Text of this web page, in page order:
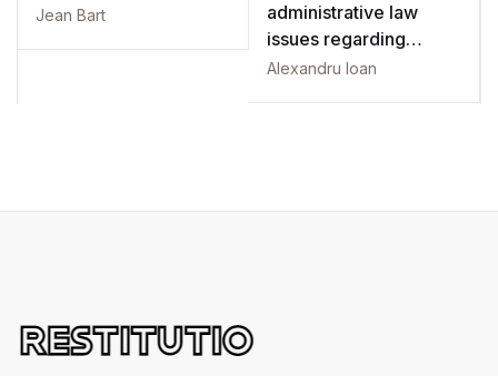
Jean Bart
administrative law
issues regarding
central and local
Alexandru Ioan